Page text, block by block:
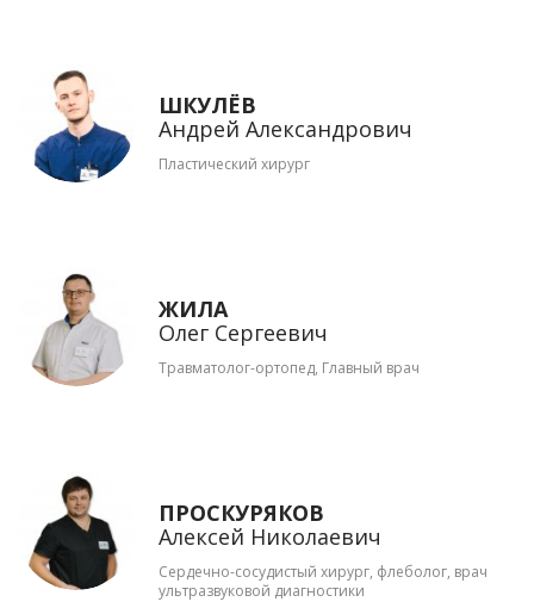
ШКУЛЁВ
Андрей Александрович
Пластический хирург
ЖИЛА
Олег Сергеевич
Травматолог-ортопед, Главный врач
ПРОСКУРЯКОВ
Алексей Николаевич
Сердечно-сосудистый хирург, флеболог, врач
ультразвуковой диагностики